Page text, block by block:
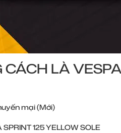
CÁCH LÀ
mại (Mới)
125 YELLOW SOLE